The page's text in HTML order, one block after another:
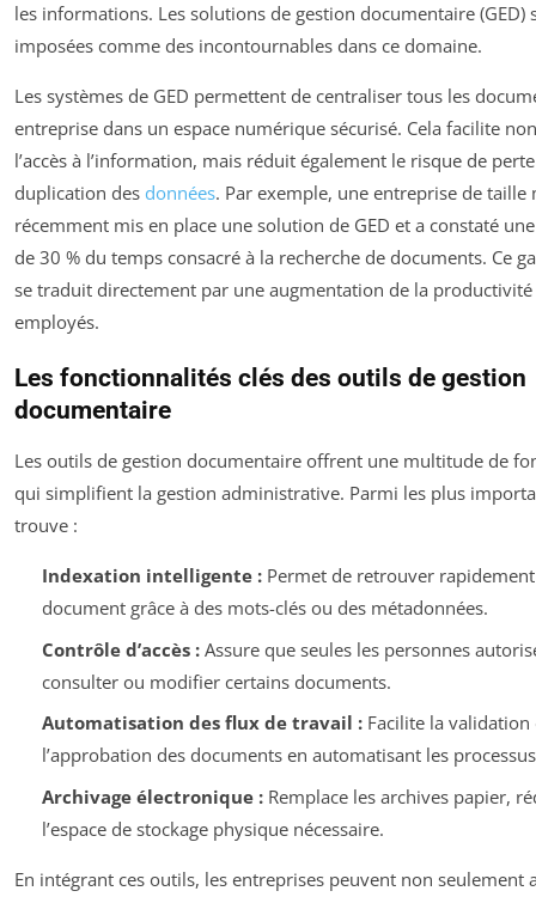
les informations. Les solutions de gestion documentaire (GED)
imposées comme des incontournables dans ce domaine.
Les systèmes de GED permettent de centraliser tous les
entreprise dans un espace numérique sécurisé. Cela facilite
l’accès à l’information, mais réduit également le risque de
duplication des données. Par exemple, une entreprise de taille
récemment mis en place une solution de GED et a constaté
de 30 % du temps consacré à la recherche de documents. Ce
se traduit directement par une augmentation de la productivité
employés.
Les fonctionnalités clés des outils de gestion
documentaire
Les outils de gestion documentaire offrent une multitude de
qui simplifient la gestion administrative. Parmi les plus
trouve :
Indexation intelligente :Permet de retrouver
document grâce à des mots-clés ou des métadonnées.
Contrôle d’accès :Assure que seules les personnes
consulter ou modifier certains documents.
Automatisation des flux de travail :Facilite la validation
l’approbation des documents en automatisant les
Archivage électronique :Remplace les archives papier,
l’espace de stockage physique nécessaire.
En intégrant ces outils, les entreprises peuvent non seulement